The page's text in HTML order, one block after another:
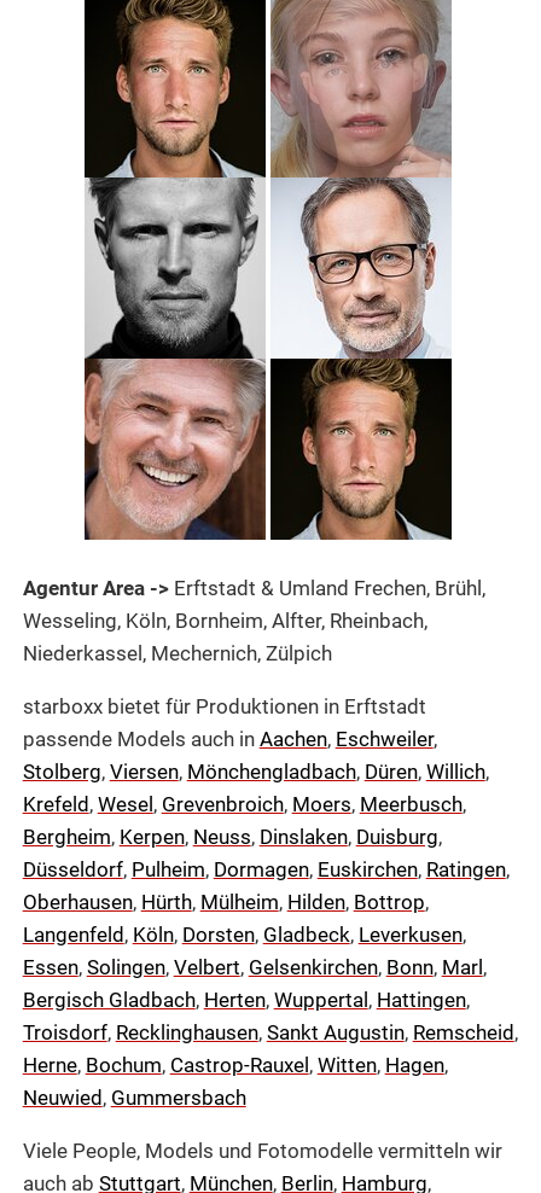
Agentur Area -> Erftstadt & Umland Frechen, Brühl,
Wesseling, Köln, Bornheim, Alfter, Rheinbach,
Niederkassel, Mechernich, Zülpich
starboxx bietet für Produktionen in Erftstadt
passende Models auch in Aachen, Eschweiler,
Stolberg, Viersen, Mönchengladbach, Düren, Willich,
Krefeld, Wesel, Grevenbroich, Moers, Meerbusch,
Bergheim, Kerpen, Neuss, Dinslaken, Duisburg,
Düsseldorf, Pulheim, Dormagen, Euskirchen, Ratingen,
Oberhausen, Hürth, Mülheim, Hilden, Bottrop,
Langenfeld, Köln, Dorsten, Gladbeck, Leverkusen,
Essen, Solingen, Velbert, Gelsenkirchen, Bonn, Marl,
Bergisch Gladbach, Herten, Wuppertal, Hattingen,
Troisdorf, Recklinghausen, Sankt Augustin, Remscheid,
Herne, Bochum, Castrop-Rauxel, Witten, Hagen,
Neuwied, Gummersbach
Viele People, Models und Fotomodelle vermitteln wir
auch ab Stuttgart, München, Berlin, Hamburg,